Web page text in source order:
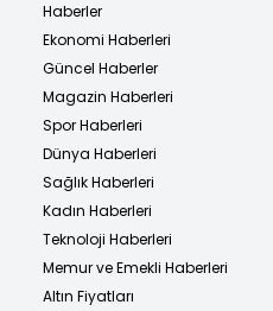
Haberler
Ekonomi Haberleri
Güncel Haberler
Magazin Haberleri
Spor Haberleri
Dünya Haberleri
Sağlık Haberleri
Kadın Haberleri
Teknoloji Haberleri
Memur ve Emekli Haberleri
Altın Fiyatları